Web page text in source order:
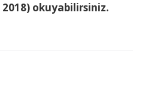
2018) okuyabilirsiniz.